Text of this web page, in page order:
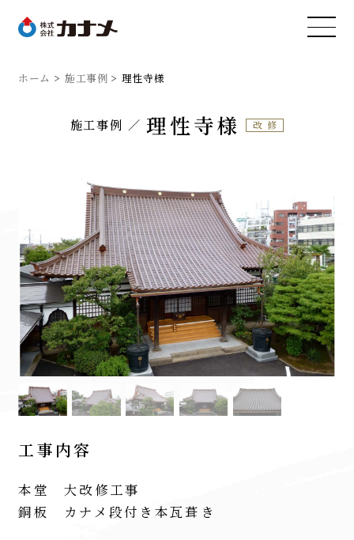
ホーム 施工事例 理性寺様
施工事例 理性寺様 改修
工事内容
本堂 大改修工事
銅板 カナメ段付き本瓦葺き